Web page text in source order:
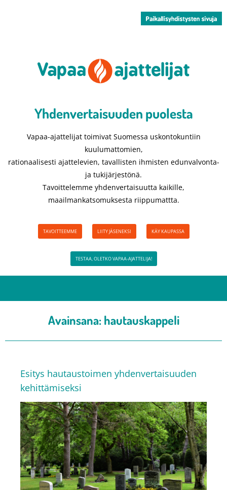
Yhdenvertaisuuden puolesta​
Vapaa-ajattelijat toimivat Suomessa uskontokuntiin
kuulumattomien,
rationaalisesti ajattelevien, tavallisten ihmisten edunvalvonta-
ja tukijärjestönä.
Tavoittelemme yhdenvertaisuutta kaikille,
maailmankatsomuksesta riippumattta.
TAVOITTEEMME LIITY JÄSENEKSI KÄY KAUPASSA
TESTAA, OLETKO VAPAA-AJATTELIJA!
Avainsana:hautauskappeli
Esitys hautaustoimen yhdenvertaisuuden
kehittämiseksi